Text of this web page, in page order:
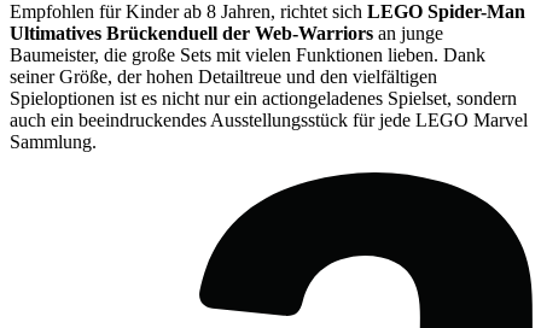
Empfohlen für Kinder ab 8 Jahren, richtet sich LEGO Spider-Man
Ultimatives Brückenduell der Web-Warriors an junge
Baumeister, die große Sets mit vielen Funktionen lieben. Dank
seiner Größe, der hohen Detailtreue und den vielfältigen
Spieloptionen ist es nicht nur ein actiongeladenes Spielset, sondern
auch ein beeindruckendes Ausstellungsstück für jede LEGO Marvel
Sammlung.